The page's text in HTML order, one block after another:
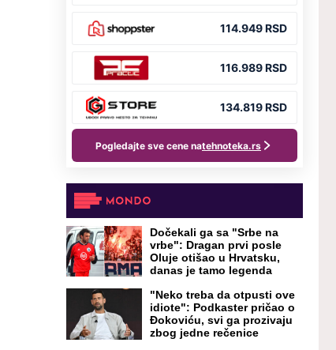
Dočekali ga sa "Srbe na
vrbe": Dragan prvi posle
Oluje otišao u Hrvatsku,
danas je tamo legenda
"Neko treba da otpusti ove
idiote": Podkaster pričao o
Đokoviću, svi ga prozivaju
zbog jedne rečenice